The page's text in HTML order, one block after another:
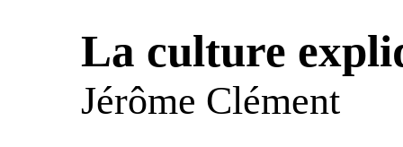
La culture
Jérôme Clément